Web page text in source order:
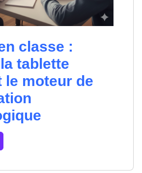
classe :
tablette
le moteur de